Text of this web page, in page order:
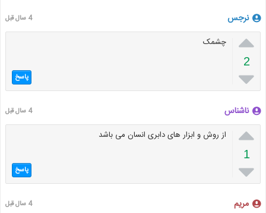
نرجس 4 سال قبل

2

چشمک
پاسخ
ناشناس 4 سال قبل

1

از روش و ابزار های دابری انسان می باشد
پاسخ
مریم 4 سال قبل